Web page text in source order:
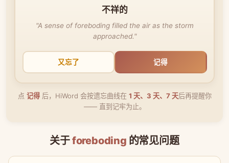
不祥的
"A sense of foreboding filled the air as the storm
approached."
又忘了 记得
点 记得后，HiWord 会按遗忘曲线在 1 天、3 天、7 天后再提醒你
—— 直到记牢为止。
关于foreboding 的常见问题